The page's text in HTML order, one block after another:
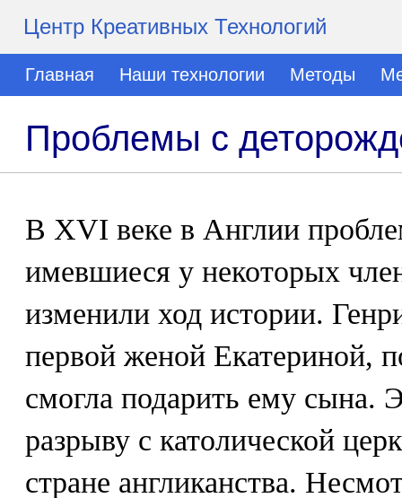
Центр Креативных Технологий
Главная Наши технологии Методы
Проблемы с
В XVI веке в Англии
имевшиеся у некоторых
изменили ход истории.
первой женой Екатериной,
смогла подарить ему сына.
разрыву с католической
стране англиканства.